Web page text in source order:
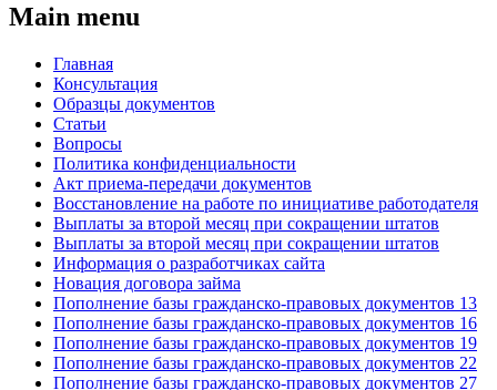
Main menu
Главная
Консультация
Образцы документов
Статьи
Вопросы
Политика конфиденциальности
Акт приема-передачи документов
Восстановление на работе по инициативе работодателя
Выплаты за второй месяц при сокращении штатов
Выплаты за второй месяц при сокращении штатов
Информация о разработчиках сайта
Новация договора займа
Пополнение базы гражданско-правовых документов 13
Пополнение базы гражданско-правовых документов 16
Пополнение базы гражданско-правовых документов 19
Пополнение базы гражданско-правовых документов 22
Пополнение базы гражданско-правовых документов 27